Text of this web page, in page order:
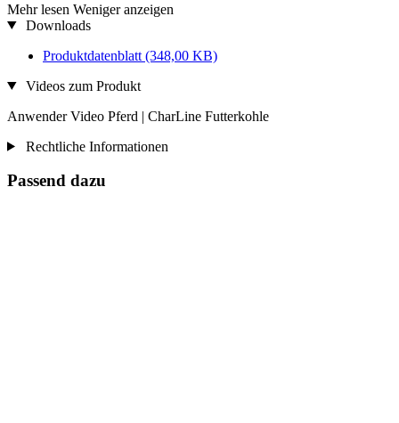
Mehr lesen Weniger anzeigen
Downloads
Produktdatenblatt (348,00 KB)
Videos zum Produkt
Anwender Video Pferd | CharLine Futterkohle
Rechtliche Informationen
Passend dazu